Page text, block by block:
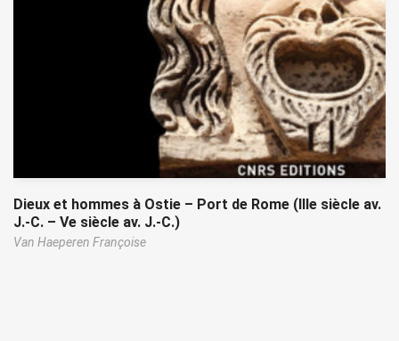
Dieux et hommes à Ostie – Port de Rome (IIIe siècle av.
J.-C. – Ve siècle av. J.-C.)
Van Haeperen Françoise